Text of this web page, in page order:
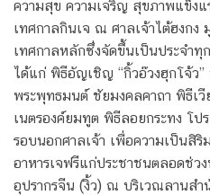
ความสุข ความเจริญ สุขภาพแข็งแ
เทศกาลกินเจ ณ ศาลเจ้าไต้ฮงกง
เทศกาลหลักซึ่งจัดขึ้นเป็นประจำ
ได้แก่ พิธีอัญเชิญ “กิ้วอ๊วงฮุกโจ้ว
พระพุทธมนต์ ชัยมงคลคาถา พิธีเวี
เนตรองค์ยมทูต พิธีลอยกระทง โ
รอบนอกศาลเจ้า เพื่อความเป็นสิ
อาหารเจฟรีแก่ประชาชนตลอดช่ว
อุปรากรจีน (งิ้ว) ณ บริเวณลานสำ